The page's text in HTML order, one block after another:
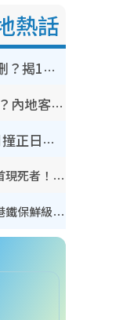
熱話
WhatsApp預設貼圖點刪？揭1招「反向操作」還原簡潔介面 附3步實測教學
香港山邊鐵閘邊門大開？內地客困惑意義何在！網民神回覆：呢種叫法理性防禦
鬼門開2026｜農曆七月撞正日全食特別邪？專家警告切忌做一事！揭4大禁忌+2招保平安
奪命寄生蟲｜食生菜狂瀉首現死者！疫潮惡化錄1.8萬宗病例 揭洗菜3大謬誤
內地客歎港人唔識老！揭港鐵保鮮級冷氣 港人求放過：咪投訴